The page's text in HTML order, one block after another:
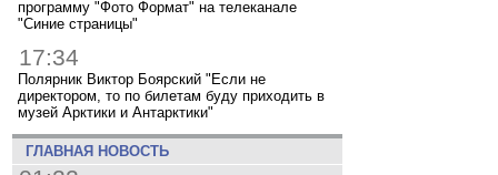
программу "Фото Формат" на телеканале
"Синие страницы"
17:34
Полярник Виктор Боярский "Если не
директором, то по билетам буду приходить в
музей Арктики и Антарктики"
ГЛАВНАЯ НОВОСТЬ